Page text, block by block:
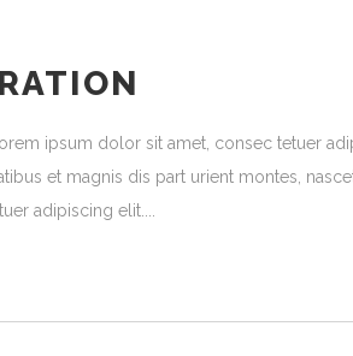
ipsum dolor sit amet, consec tetuer
et magnis dis part urient montes,
adipiscing elit.